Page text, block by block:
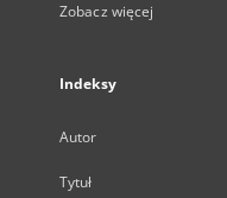
Zobacz więcej
Indeksy
Autor
Tytuł